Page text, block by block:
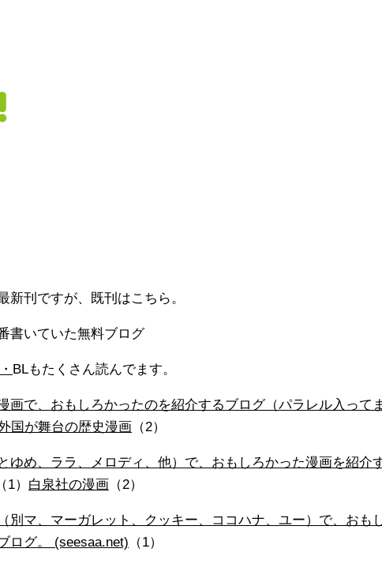
新刊ですが、既刊はこちら。
書いていた無料ブログ
BLもたくさん読んでます。
画で、おもしろかったのを紹介するブログ（パラレル入ってま
国が舞台の歴史漫画 （2）
ゆめ、ララ、メロディ、他）で、おもしろかった漫画を紹介
（1） 白泉社の漫画 （2）
別マ、マーガレット、クッキー、ココハナ、ユー）で、おも
ログ。 (seesaa.net) （1）